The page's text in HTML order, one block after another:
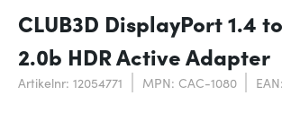
CLUB3D DisplayPort 1.4
2.0b HDR Active Adapter
Artikelnr: 12054771 MPN: CAC-1080